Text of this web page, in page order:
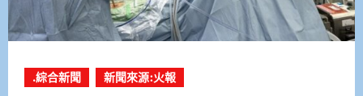
.綜合新聞 新聞來源:火報